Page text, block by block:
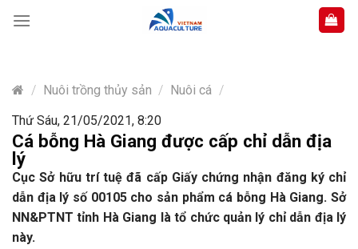
content
/ Nuôi trồng thủy sản / Nuôi cá /
Thứ Sáu, 21/05/2021, 8:20
Cá bỗng Hà Giang được cấp chỉ dẫn địa
lý
Cục Sở hữu trí tuệ đã cấp Giấy chứng nhận đăng ký chỉ
dẫn địa lý số 00105 cho sản phẩm cá bỗng Hà Giang. Sở
NN&PTNT tỉnh Hà Giang là tổ chức quản lý chỉ dẫn địa lý
này.